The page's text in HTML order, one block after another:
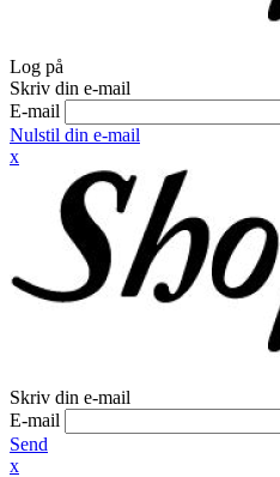
Log på
Skriv din e-mail
E-mail
Nulstil din e-mail
x
Skriv din e-mail
E-mail
Send
x